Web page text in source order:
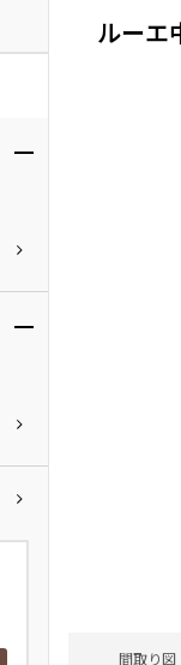
ルーエ
間取り図